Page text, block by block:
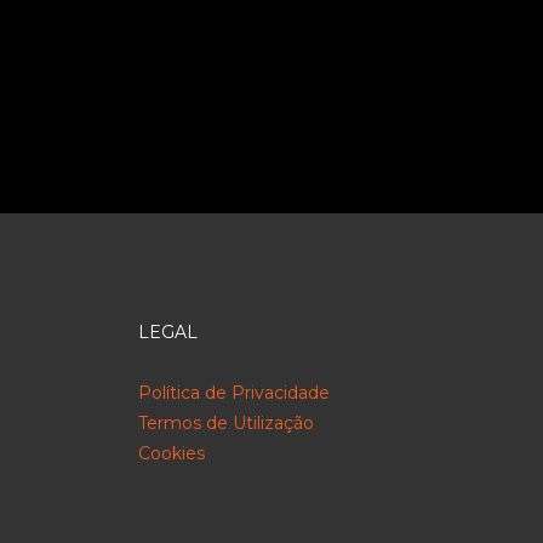
LEGAL
Política de Privacidade
Termos de Utilização
Cookies